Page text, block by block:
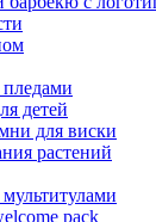
детей
для виски
растений
pack